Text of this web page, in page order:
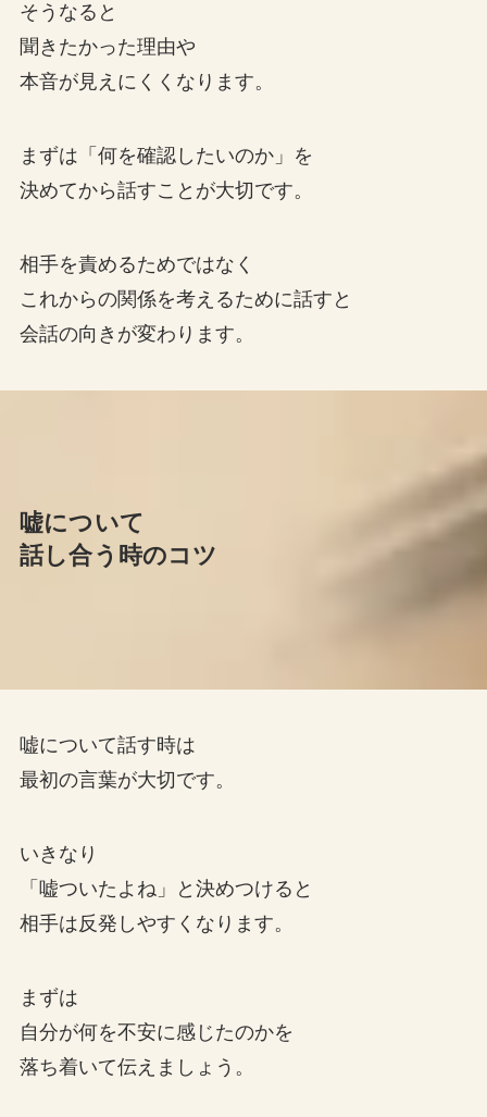
そうなると
聞きたかった理由や
本音が見えにくくなります。
まずは「何を確認したいのか」を
決めてから話すことが大切です。
相手を責めるためではなく
これからの関係を考えるために話すと
会話の向きが変わります。
嘘について
話し合う時のコツ
嘘について話す時は
最初の言葉が大切です。
いきなり
「嘘ついたよね」と決めつけると
相手は反発しやすくなります。
まずは
自分が何を不安に感じたのかを
落ち着いて伝えましょう。